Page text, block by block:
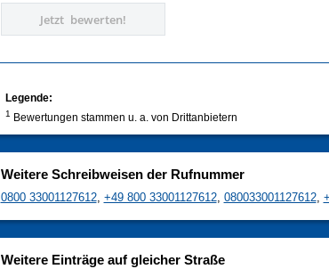
Jetzt bewerten!
Legende:
1 Bewertungen stammen u. a. von Drittanbietern
Weitere Schreibweisen der Rufnummer
0800 33001127612, +49 800 33001127612, 080033001127612,
Weitere Einträge auf gleicher Straße